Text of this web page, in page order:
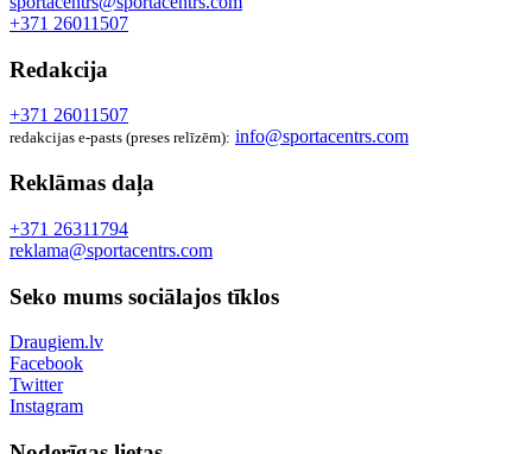
+371 26011507
Redakcija
+371 26011507
redakcijas e-pasts (preses relīzēm): info@sportacentrs.com
Reklāmas daļa
+371 26311794
reklama@sportacentrs.com
Seko mums sociālajos tīklos
Draugiem.lv
Facebook
Twitter
Instagram